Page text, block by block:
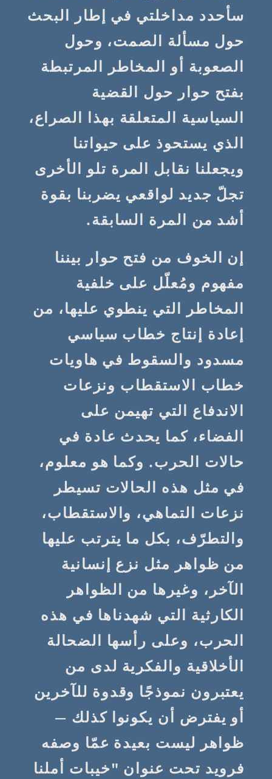
سأحدد مداخلتي في إطار البحث
حول مسألة الصمت، وحول
الصعوبة أو المخاطر المرتبطة
بفتح حوار حول القضية
السياسية المتعلقة بهذا الصراع،
الذي يستحوذ على حيواتنا
ويجعلنا نقابل المرة تلو الأخرى
تجلّ جديد لواقعي يضربنا بقوة
أشد من المرة السابقة.
إن الخوف من فتح حوار بيننا
مفهوم ومُعلّل على خلفية
المخاطر التي ينطوي عليها، من
إعادة إنتاج خطاب سياسي
مسدود والسقوط في هاويات
خطاب الاستقطاب ونزعات
الاندفاع التي تهيمن على
الفضاء، كما يحدث عادة في
حالات الحرب. وكما هو معلوم،
في مثل هذه الحالات تسيطر
نزعات التماهي، والاستقطاب،
والتطرّف، بكل ما يترتب عليها
من ظواهر مثل نزع إنسانية
الآخر، وغيرها من الظواهر
الكارثية التي شهدناها في هذه
الحرب، وعلى رأسها الضحالة
الأخلاقية والفكرية لدى من
يعتبرون نموذجًا وقدوة للآخرين
أو يفترض أن يكونوا كذلك —
ظواهر ليست بعيدة عمّا وصفه
فرويد تحت عنوان "خيبات أملنا